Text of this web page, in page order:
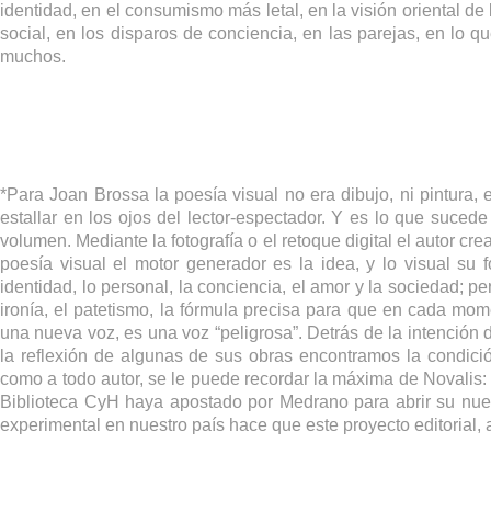
identidad, en el consumismo más letal, en la visión oriental
social, en los disparos de conciencia, en las parejas, en lo
muchos.
*Para Joan Brossa la poesía visual no era dibujo, ni pintura,
estallar en los ojos del lector-espectador. Y es lo que
volumen. Mediante la fotografía o el retoque digital el autor
poesía visual el motor generador es la idea, y lo visual su
identidad, lo personal, la conciencia, el amor y la sociedad;
ironía, el patetismo, la fórmula precisa para que en cada
una nueva voz, es una voz “peligrosa”. Detrás de la
la reflexión de algunas de sus obras encontramos la
como a todo autor, se le puede recordar la máxima de
Biblioteca CyH haya apostado por Medrano para abrir su
experimental en nuestro país hace que este proyecto